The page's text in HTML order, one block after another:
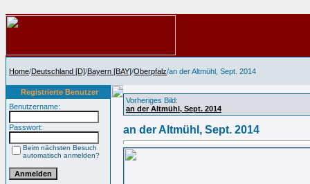
Home/Deutschland [D]/Bayern [BAY]/Oberpfalz/an der Altmühl, Sept. 2014
Registrierte Benutzer
Benutzername:
Passwort:
Beim nächsten Besuch
automatisch anmelden?
Vorheriges Bild:
an der Altmühl, Sept. 2014
an der Altmühl, Sept. 2014